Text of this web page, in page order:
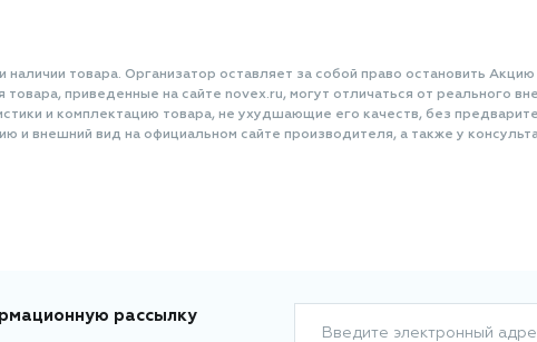
товара. Организатор оставляет за собой право остановить
приведенные на сайте novex.ru, могут отличаться от реального
и комплектацию товара, не ухудшающие его качеств, без
и внешний вид на официальном сайте производителя, а также у
рассылку
Введите электронный